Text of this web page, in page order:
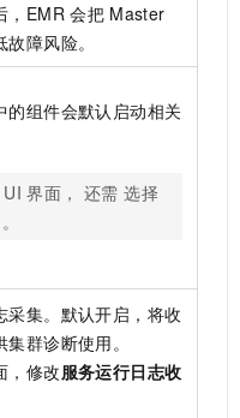
，EMR 会把 Master
障风险。
的组件会默认启动相关
界面， 还需 选择
集。默认开启，将收
群诊断使用。
，修改服务运行日志收